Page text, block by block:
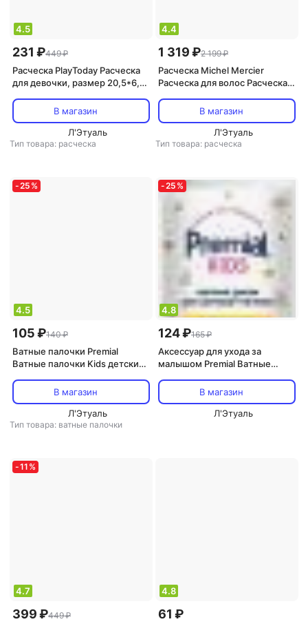
4.5
231 ₽449 ₽
Расческа PlayToday Расческа
для девочки, размер 20,5*6,7
В магазин
Л'Этуаль
Тип товара: расческа
4.4
1 319 ₽2 199 ₽
Расческа Michel Mercier
Расческа для волос Расческа
детская с ароматом
карамелизированного яблока
В магазин
Л'Этуаль
Тип товара: расческа
-25 %
4.5
105 ₽140 ₽
Ватные палочки Premial
Ватные палочки Kids детские
В магазин
Л'Этуаль
Тип товара: ватные палочки
-25 %
4.8
124 ₽165 ₽
Аксессуар для ухода за
малышом Premial Ватные
экстрактом ромашки мягкие
120шт
В магазин
Л'Этуаль
-11 %
4.7
399 ₽449 ₽
4.8
61 ₽